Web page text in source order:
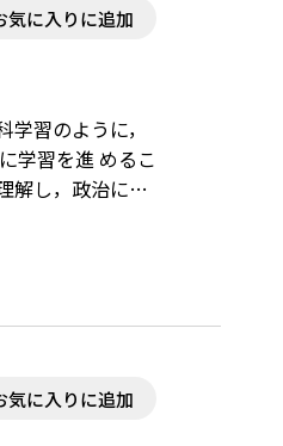
気に入りに追加
習のように，
学習を進 めるこ
解し，政治に関
気に入りに追加